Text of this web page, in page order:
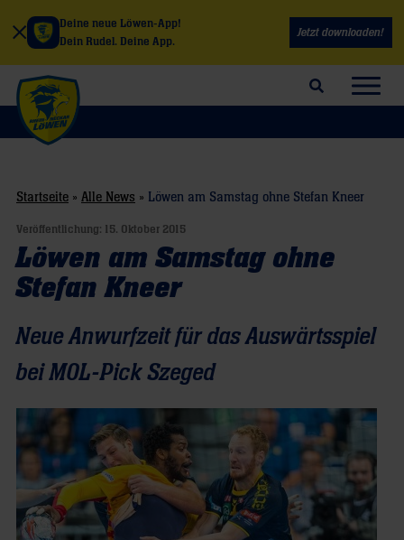
Deine neue Löwen-App!
Dein Rudel. Deine App.
Jetzt downloaden!
Suchfeld öffnen
Startseite » Alle News » Löwen am Samstag ohne Stefan Kneer
Veröffentlichung: 15. Oktober 2015
Löwen am Samstag ohne
Stefan Kneer
Neue Anwurfzeit für das Auswärtsspiel
bei MOL-Pick Szeged